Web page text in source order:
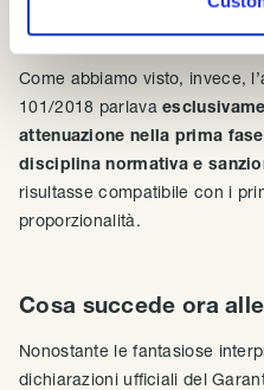
nei primi mesi di
Come abbiamo visto, invece,
101/2018 parlava
attenuazione nella prima
disciplina normativa e
risultasse compatibile con i
proporzionalità.
Cosa succede ora
Nonostante le fantasiose
dichiarazioni ufficiali del